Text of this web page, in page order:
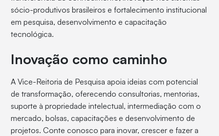
sócio-produtivos brasileiros e fortalecimento institucional
em pesquisa, desenvolvimento e capacitação
tecnológica.
Inovação como caminho
A Vice-Reitoria de Pesquisa apoia ideias com potencial
de transformação, oferecendo consultorias, mentorias,
suporte à propriedade intelectual, intermediação com o
mercado, bolsas, capacitações e desenvolvimento de
projetos. Conte conosco para inovar, crescer e fazer a